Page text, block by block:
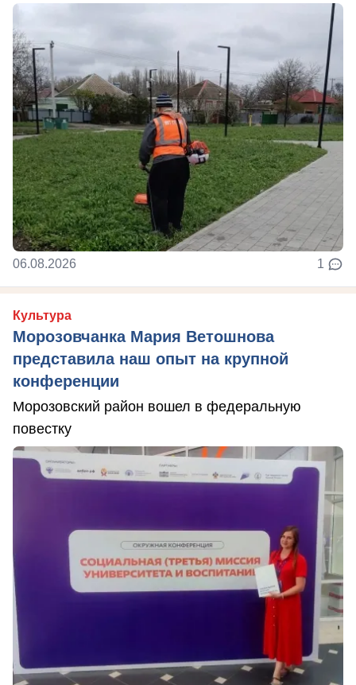
06.08.2026 1
Культура
Морозовчанка Мария Ветошнова
представила наш опыт на крупной
конференции
Морозовский район вошел в федеральную
повестку